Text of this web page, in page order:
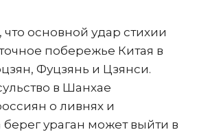
что основной удар стихии
побережье Китая в
Фуцзянь и Цзянси.
в Шанхае
о ливнях и
ураган может выйти в